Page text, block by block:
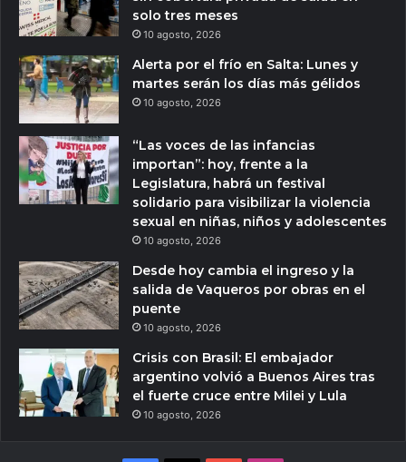
solo tres meses
10 agosto, 2026
Alerta por el frío en Salta: Lunes y
martes serán los días más gélidos
10 agosto, 2026
“Las voces de las infancias
importan”: hoy, frente a la
Legislatura, habrá un festival
solidario para visibilizar la violencia
sexual en niñas, niños y adolescentes
10 agosto, 2026
Desde hoy cambia el ingreso y la
salida de Vaqueros por obras en el
puente
10 agosto, 2026
Crisis con Brasil: El embajador
argentino volvió a Buenos Aires tras
el fuerte cruce entre Milei y Lula
10 agosto, 2026